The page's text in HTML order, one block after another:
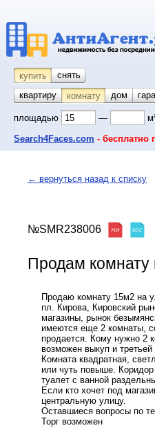
купить снять
квартиру
комнату койко-
дом
площадью —
Search4Faces.com - бесплатно
← вернуться назад к списку
№SMR238006
Продам комнату
Продаю комнату 15м2 на
пл. Кирова, Кировский
магазины, рынок
имеются еще 2 комнаты,
продается. Кому нужно 2
возможен выкуп и
Комната квадратная,
или чуть повыше.
туалет с ванной
Если кто хочет под
центральную улицу.
Оставшиеся вопросы по
Торг возможен